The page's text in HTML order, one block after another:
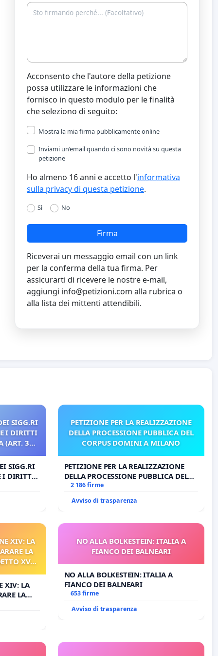
Acconsento che l'autore della petizione
possa utilizzare le informazioni che
fornisco in questo modulo per le finalità
che seleziono di seguito:
Mostra la mia firma pubblicamente online
Inviami un’email quando ci sono novità su questa
petizione
Ho almeno 16 anni e accetto l'informativa
sulla privacy di questa petizione.
Sì No
Firma
Riceverai un messaggio email con un link
per la conferma della tua firma. Per
assicurarti di ricevere le nostre e-mail,
aggiungi info@petizioni.com alla rubrica o
alla lista dei mittenti attendibili.
SIGG.RI
I DIRITTI
(ART. 3
SIGG.RI
I DIRITTI
3 UDG)
PETIZIONE PER LA REALIZZAZIONE
DELLA PROCESSIONE PUBBLICA DEL
CORPUS DOMINI A MILANO
PETIZIONE PER LA REALIZZAZIONE
DELLA PROCESSIONE PUBBLICA DEL
CORPUS DOMINI A MILANO
2 186 firme
Avviso di trasparenza
XIV: LA
LA
XVI
XIV: LA
LA
XVI
NO ALLA BOLKESTEIN: ITALIA A
FIANCO DEI BALNEARI
NO ALLA BOLKESTEIN: ITALIA A
FIANCO DEI BALNEARI
653 firme
Avviso di trasparenza